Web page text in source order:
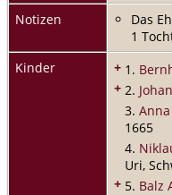
Notizen
Das
1
Kinder
+ 1.
+ 2.
3.
1665
4.
Uri,
+ 5. Balz